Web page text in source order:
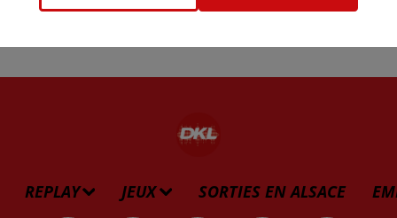
REPLAY JEUX SORTIES EN ALSACE